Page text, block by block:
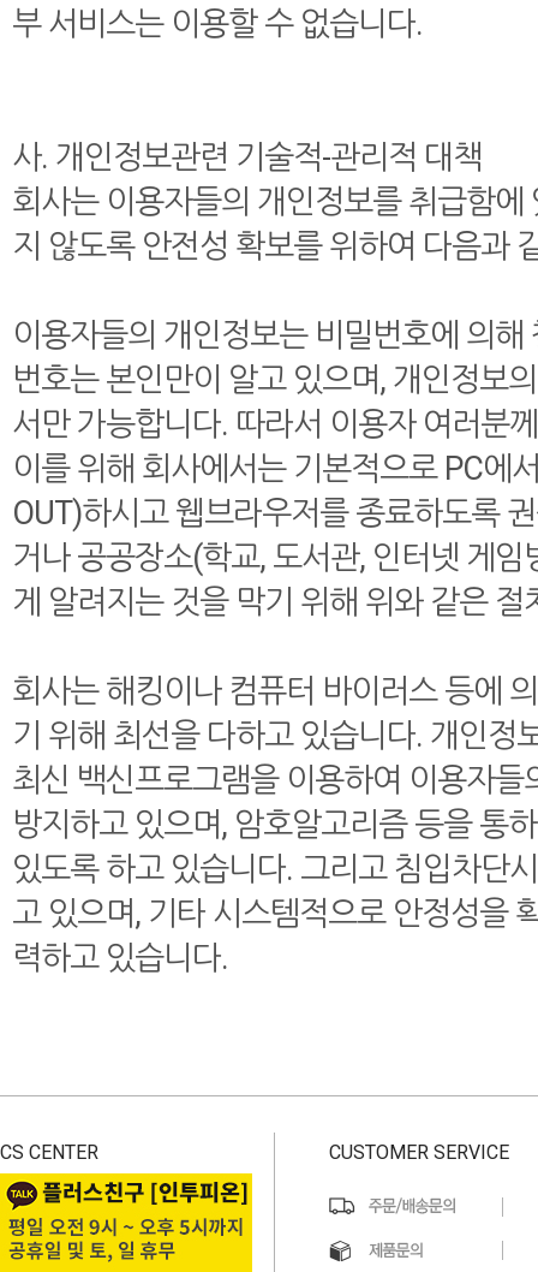
부 서비스는 이용할 수 없습니다.
사. 개인정보관련 기술적-관리적 대책
회사는 이용자들의 개인정보를 취급함
지 않도록 안전성 확보를 위하여 다음과
이용자들의 개인정보는 비밀번호에 의
번호는 본인만이 알고 있으며, 개인정보
서만 가능합니다. 따라서 이용자 여러분
이를 위해 회사에서는 기본적으로 PC에
OUT)하시고 웹브라우저를 종료하도록
거나 공공장소(학교, 도서관, 인터넷 게
게 알려지는 것을 막기 위해 위와 같은
회사는 해킹이나 컴퓨터 바이러스 등에
기 위해 최선을 다하고 있습니다. 개인정
최신 백신프로그램을 이용하여 이용자
방지하고 있으며, 암호알고리즘 등을 통
있도록 하고 있습니다. 그리고 침입차단
고 있으며, 기타 시스템적으로 안정성을
력하고 있습니다.
CS CENTER CUSTOMER SERVICE